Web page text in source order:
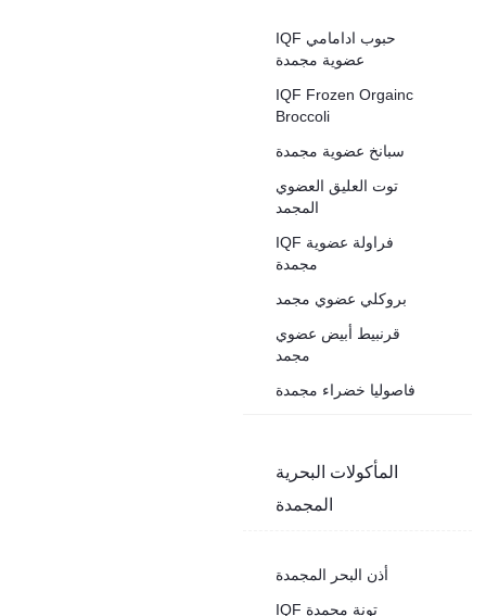
IQF حبوب ادامامي
عضوية مجمدة
IQF Frozen Orgainc
Broccoli
سبانخ عضوية مجمدة
توت العليق العضوي
المجمد
IQF فراولة عضوية
مجمدة
بروكلي عضوي مجمد
قرنبيط أبيض عضوي
مجمد
فاصوليا خضراء مجمدة
المأكولات البحرية
المجمدة
أذن البحر المجمدة
IQF تونة مجمدة